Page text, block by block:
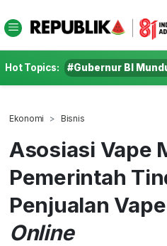
Hot Topics: #Gubernur BI
Ekonomi Bisnis
Asosiasi Vape
Pemerintah
Penjualan
Online